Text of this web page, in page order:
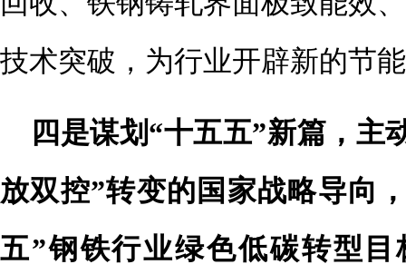
技术突破，为行业开辟新的节
四是谋划“十五五”新篇，主
放双控”转变的国家战略导向
五”钢铁行业绿色低碳转型